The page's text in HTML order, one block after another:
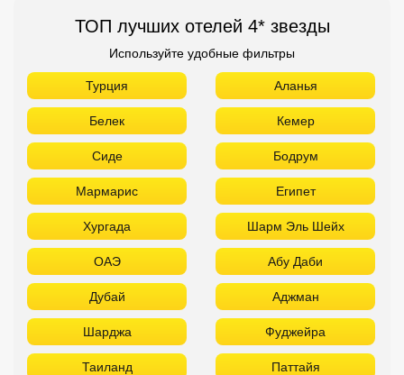
ТОП лучших отелей 4* звезды
Используйте удобные фильтры
Турция Аланья
Белек Кемер
Сиде Бодрум
Мармарис Египет
Хургада Шарм Эль Шейх
ОАЭ Абу Даби
Дубай Аджман
Шарджа Фуджейра
Таиланд Паттайя